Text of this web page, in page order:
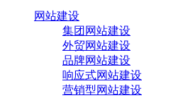
网站建设
集团网站建设
外贸网站建设
品牌网站建设
响应式网站建设
营销型网站建设